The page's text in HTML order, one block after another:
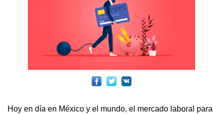
Hoy en día en México y el mundo, el mercado laboral para